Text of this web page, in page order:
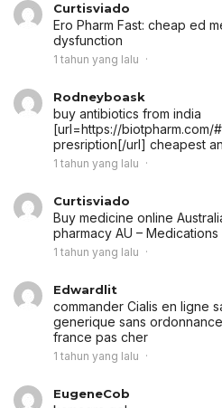
Curtisviado
Ero Pharm Fast: cheap ed
dysfunction
1 tahun yang lalu
Rodneyboask
buy antibiotics from india
[url=https://biotpharm.com/
presription[/url] cheapest
1 tahun yang lalu
Curtisviado
Buy medicine online
pharmacy AU – Medications
1 tahun yang lalu
Edwardlit
commander Cialis en ligne
generique sans ordonnance
france pas cher
1 tahun yang lalu
EugeneCob